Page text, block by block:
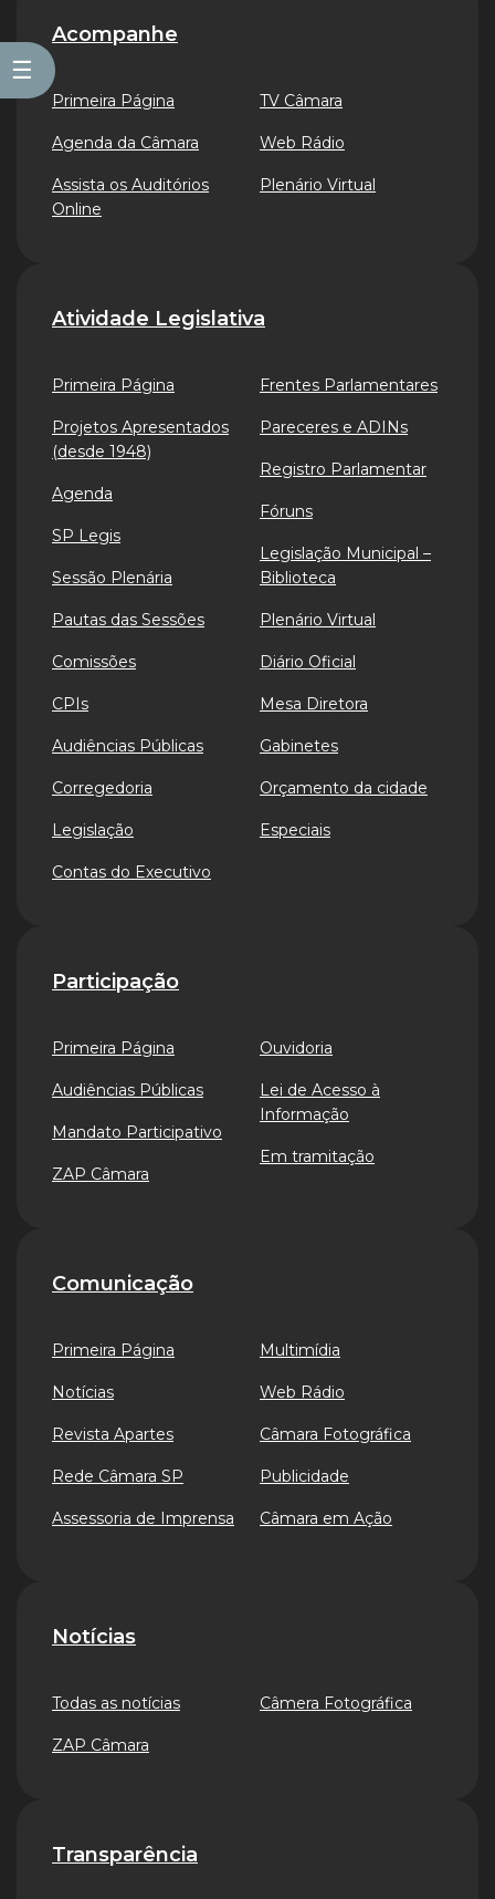
☰
Acompanhe
Primeira Página
Agenda da Câmara
Assista os Auditórios
Online
TV Câmara
Web Rádio
Plenário Virtual
Atividade Legislativa
Primeira Página
Projetos Apresentados
(desde 1948)
Agenda
SP Legis
Sessão Plenária
Pautas das Sessões
Comissões
CPIs
Audiências Públicas
Corregedoria
Legislação
Contas do Executivo
Frentes Parlamentares
Pareceres e ADINs
Registro Parlamentar
Fóruns
Legislação Municipal –
Biblioteca
Plenário Virtual
Diário Oficial
Mesa Diretora
Gabinetes
Orçamento da cidade
Especiais
Participação
Primeira Página
Audiências Públicas
Mandato Participativo
ZAP Câmara
Ouvidoria
Lei de Acesso à
Informação
Em tramitação
Comunicação
Primeira Página
Notícias
Revista Apartes
Rede Câmara SP
Assessoria de Imprensa
Multimídia
Web Rádio
Câmara Fotográfica
Publicidade
Câmara em Ação
Notícias
Todas as notícias
ZAP Câmara
Câmera Fotográfica
Transparência